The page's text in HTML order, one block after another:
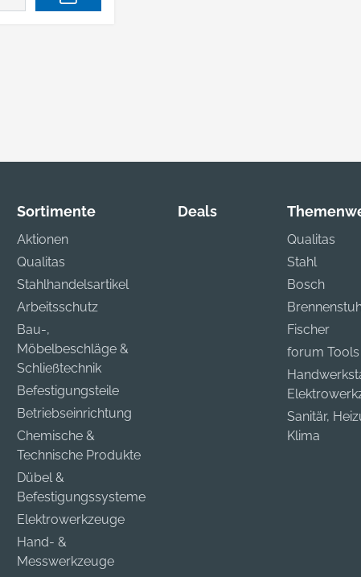
Sortimente
Aktionen
Qualitas
Stahlhandelsartikel
Arbeitsschutz
Bau-,
Möbelbeschläge &
Schließtechnik
Befestigungsteile
Betriebseinrichtung
Chemische &
Technische Produkte
Dübel &
Befestigungssysteme
Elektrowerkzeuge
Hand- &
Messwerkzeuge
Deals
Qualitas
Stahl
Bosch
Fischer
forum Tools
Sanitär,
Klima